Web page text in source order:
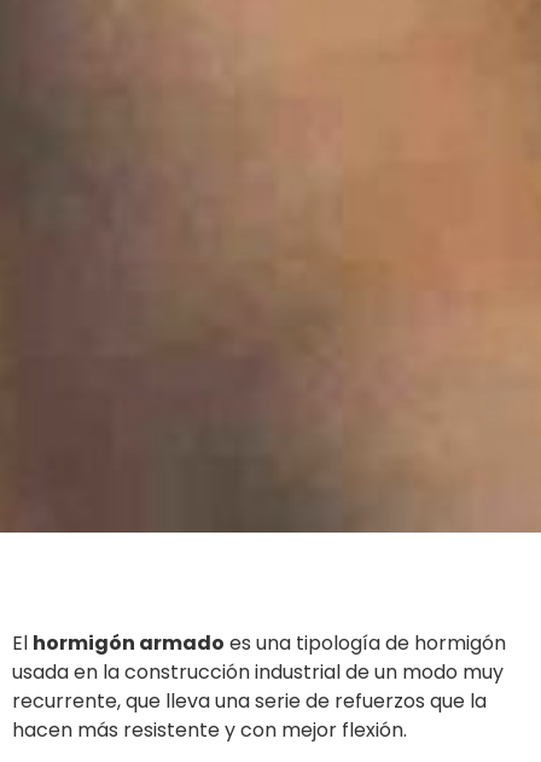
El hormigón armado es una tipología de hormigón
usada en la construcción industrial de un modo muy
recurrente, que lleva una serie de refuerzos que la
hacen más resistente y con mejor flexión.